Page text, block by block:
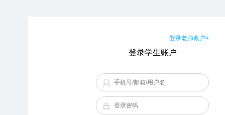
登录老师账户>
登录学生账户